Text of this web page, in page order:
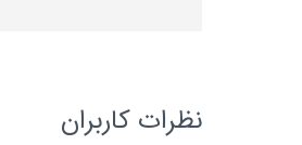
نظرات کاربران